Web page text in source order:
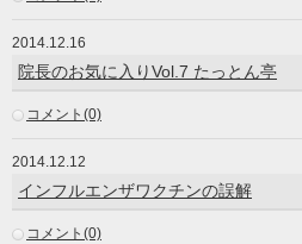
2014.12.16
院長のお気に入りVol.7 たっとん亭
コメント(0)
2014.12.12
インフルエンザワクチンの誤解
コメント(0)